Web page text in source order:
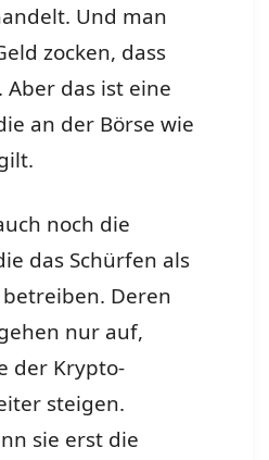
Und man
zocken, dass
das ist eine
an der Börse wie
noch die
das Schürfen als
Deren
nur auf,
der Krypto-
steigen.
sie erst die